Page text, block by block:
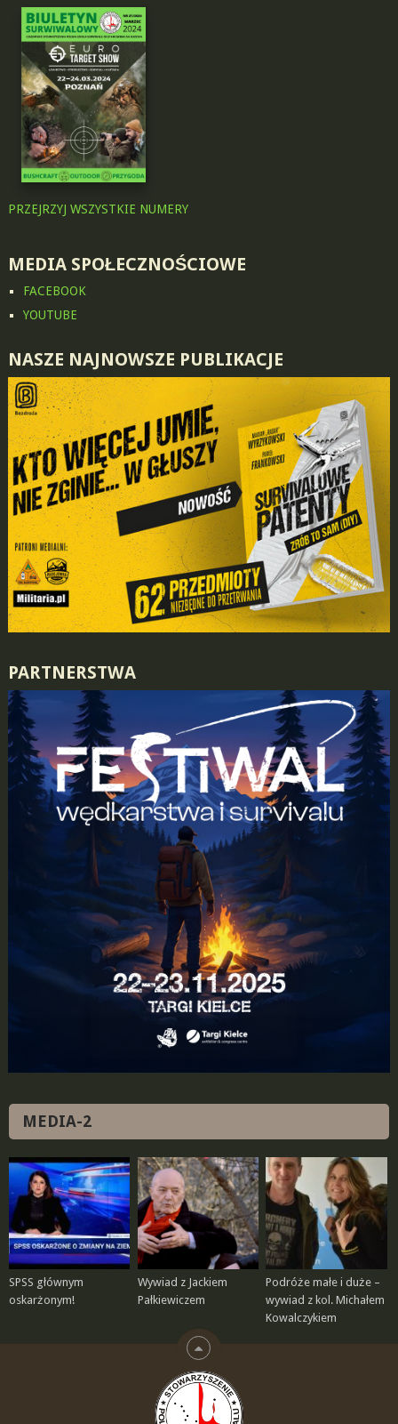
PRZEJRZYJ WSZYSTKIE NUMERY
MEDIA SPOŁECZNOŚCIOWE
FACEBOOK
YOUTUBE
NASZE NAJNOWSZE PUBLIKACJE
PARTNERSTWA
MEDIA-2
SPSS głównym
oskarżonym!
Wywiad z Jackiem
Pałkiewiczem
Podróże małe i duże –
wywiad z kol. Michałem
Kowalczykiem